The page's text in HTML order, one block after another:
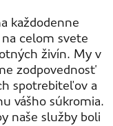
každodenne
celom svete
živín. My v
zodpovednosť
spotrebiteľov a
vášho súkromia.
naše služby boli